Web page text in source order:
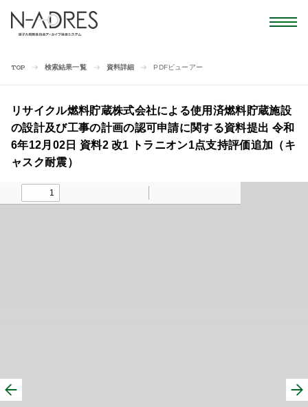
TOP 検索結果一覧 資料詳細 PDFビューアー
リサイクル燃料貯蔵株式会社による使用済燃料貯蔵施設
の設計及び工事の計画の認可申請に関する資料提出 令和
6年12月02日 資料2 改1 トラニオン1点支持評価追加（キ
ャスク耐震）